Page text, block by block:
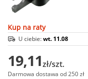
Kup na raty
U ciebie:wt. 11.08
19,11zł/szt.
Darmowa dostawa od 250 zł